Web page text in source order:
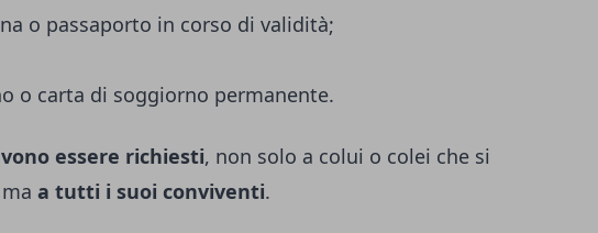
o passaporto in corso di validità;
o carta di soggiorno permanente.
essere richiesti, non solo a colui o colei che si
a tutti i suoi conviventi.